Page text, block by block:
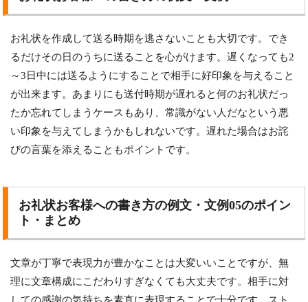
お礼状を作成して送る時期を逃さないことも大切です。でき
るだけその日のうちに送ることを心がけます。遅くなっても2
～3日中には送るようにすることで相手に好印象を与えること
が出来ます。あまりにも送付時期が遅れると何のお礼状だっ
たか忘れてしまうケースもあり、常識がない人だなという悪
い印象を与えてしまうかもしれないです。遅れた場合はお詫
びの言葉を添えることもポイントです。
お礼状お客様への書き方の例文・文例05のポイン
ト・まとめ
文章が丁寧で表現力が豊かなことは大変いいことですが、無
理に文章構成にこだわりすぎなくても大丈夫です。相手に対